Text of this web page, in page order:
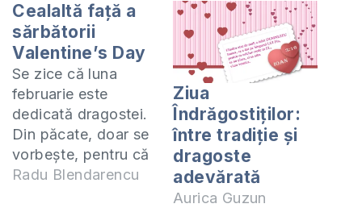
Cealaltă față a
sărbătorii
Valentine’s Day
Se zice că luna
februarie este
dedicată dragostei.
Din păcate, doar se
vorbește, pentru că
realitatea ne
Radu Blendarencu
Ziua
Îndrăgostiților:
între tradiție și
dragoste
adevărată
Aurica Guzun